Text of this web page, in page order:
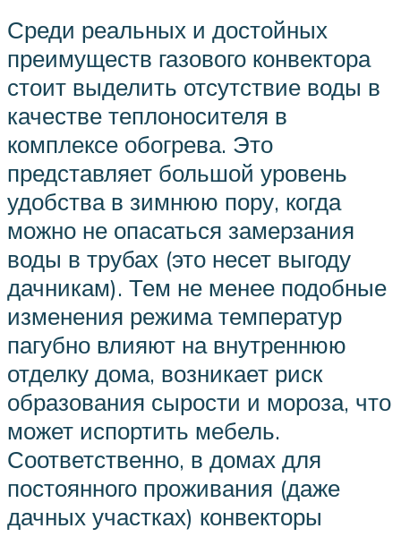
Среди реальных и достойных
преимуществ газового конвектора
стоит выделить отсутствие воды в
качестве теплоносителя в
комплексе обогрева. Это
представляет большой уровень
удобства в зимнюю пору, когда
можно не опасаться замерзания
воды в трубах (это несет выгоду
дачникам). Тем не менее подобные
изменения режима температур
пагубно влияют на внутреннюю
отделку дома, возникает риск
образования сырости и мороза, что
может испортить мебель.
Соответственно, в домах для
постоянного проживания (даже
дачных участках) конвекторы